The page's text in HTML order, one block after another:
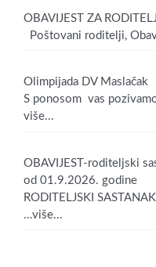
OBAVIJEST ZA
Poštovani roditelji,
Olimpijada DV Maslačak
S ponosom vas
više...
OBAVIJEST-roditeljski
od 01.9.2026. godine
RODITELJSKI
…više...